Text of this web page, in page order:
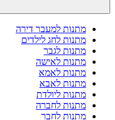
מתנות למעבר דירה
מתנות לחג לילדים
מתנות לגבר
מתנות לאישה
מתנות לאמא
מתנות לאבא
מתנות ליולדת
מתנות לחברה
מתנות לחבר